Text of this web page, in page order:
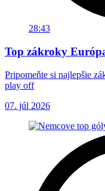
28:43
Top zákroky
Pripomeňte si najlepšie
play off
07. júl 2026